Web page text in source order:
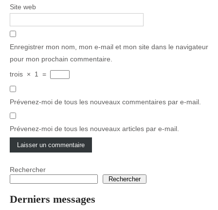
Site web
Enregistrer mon nom, mon e-mail et mon site dans le navigateur
pour mon prochain commentaire.
trois × 1 =
Prévenez-moi de tous les nouveaux commentaires par e-mail.
Prévenez-moi de tous les nouveaux articles par e-mail.
Rechercher
Rechercher
Derniers messages